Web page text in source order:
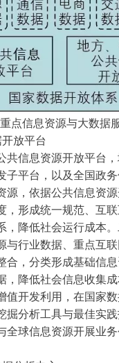
点信息资源与大数据
放平台
共信息资源开放平台
子平台，以及全国政
源，依据公共信息资
，形成统一规范、互
，降低社会运行成本
与行业数据、重点互
合，分类形成基础信
，降低社会信息收集
值开发利用，在国家
掘分析工具与最佳实
全球信息资源开展业